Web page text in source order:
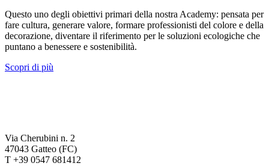
Questo uno degli obiettivi primari della nostra Academy: pensata per
fare cultura, generare valore, formare professionisti del colore e della
decorazione, diventare il riferimento per le soluzioni ecologiche che
puntano a benessere e sostenibilità.
Scopri di più
Via Cherubini n. 2
47043 Gatteo (FC)
T +39 0547 681412